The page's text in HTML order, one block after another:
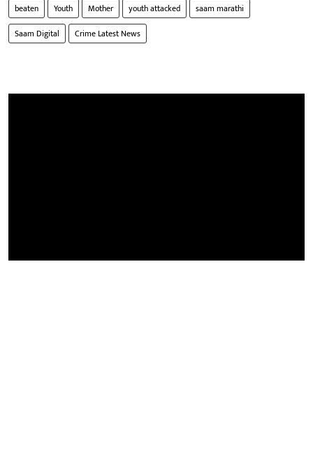
beaten
Youth Mother youth attacked
saam marathi
Saam Digital
Crime Latest News